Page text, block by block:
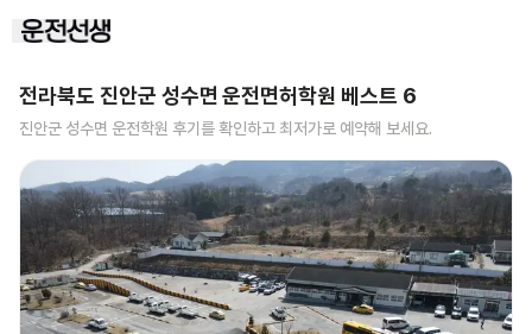
전라북도 진안군 성수면 운전면허학원 베스트 6
진안군 성수면 운전학원 후기를 확인하고 최저가로 예약해 보세요.